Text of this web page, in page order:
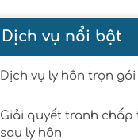
Dịch vụ nổi bật
Dịch vụ ly hôn trọn gói
Giải quyết tranh chấp
sau ly hôn